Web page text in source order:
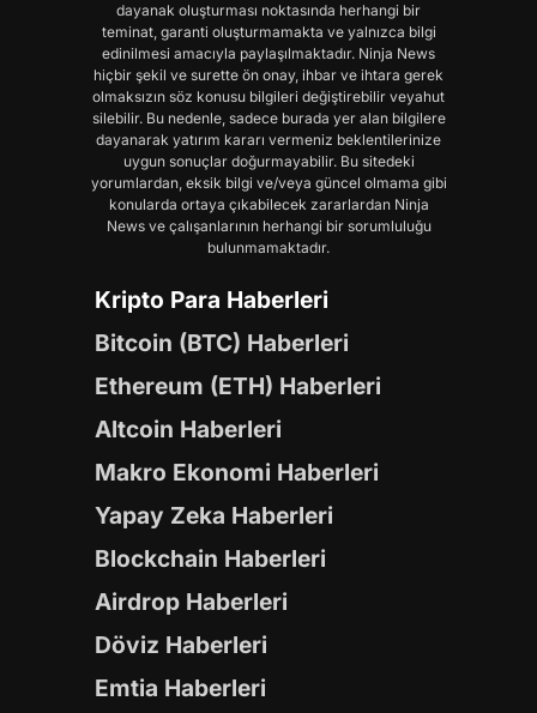
dayanak oluşturması noktasında herhangi bir
teminat, garanti oluşturmamakta ve yalnızca bilgi
edinilmesi amacıyla paylaşılmaktadır. Ninja News
hiçbir şekil ve surette ön onay, ihbar ve ihtara gerek
olmaksızın söz konusu bilgileri değiştirebilir veyahut
silebilir. Bu nedenle, sadece burada yer alan bilgilere
dayanarak yatırım kararı vermeniz beklentilerinize
uygun sonuçlar doğurmayabilir. Bu sitedeki
yorumlardan, eksik bilgi ve/veya güncel olmama gibi
konularda ortaya çıkabilecek zararlardan Ninja
News ve çalışanlarının herhangi bir sorumluluğu
bulunmamaktadır.
Kripto Para Haberleri
Bitcoin (BTC) Haberleri
Ethereum (ETH) Haberleri
Altcoin Haberleri
Makro Ekonomi Haberleri
Yapay Zeka Haberleri
Blockchain Haberleri
Airdrop Haberleri
Döviz Haberleri
Emtia Haberleri